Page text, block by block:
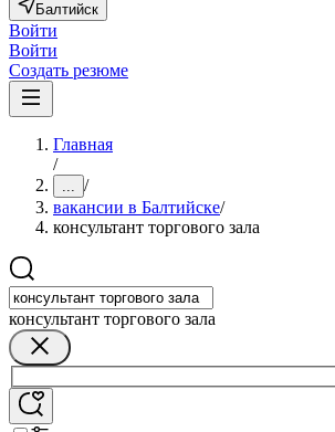
Балтийск
Войти
Войти
Создать резюме
Главная
/
... /
вакансии в Балтийске/
консультант торгового зала
консультант торгового зала